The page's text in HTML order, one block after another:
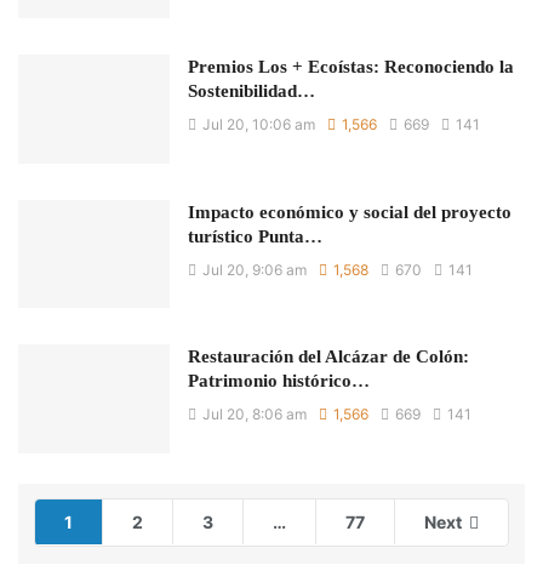
Premios Los + Ecoístas: Reconociendo la
Sostenibilidad…
Jul 20, 10:06 am 1,566 669 141
Impacto económico y social del proyecto
turístico Punta…
Jul 20, 9:06 am 1,568 670 141
Restauración del Alcázar de Colón:
Patrimonio histórico…
Jul 20, 8:06 am 1,566 669 141
1 2 3 … 77 Next